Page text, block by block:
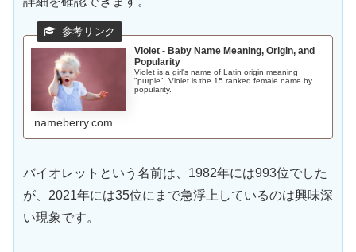
Violet - Baby Name Meaning, Origin, and
Popularity
Violet is a girl's name of Latin origin meaning
"purple". Violet is the 15 ranked female name by
popularity.
nameberry.com
バイオレットという名前は、1982年には993位でした
が、2021年には35位にまで急浮上しているのは興味深
い現象です。